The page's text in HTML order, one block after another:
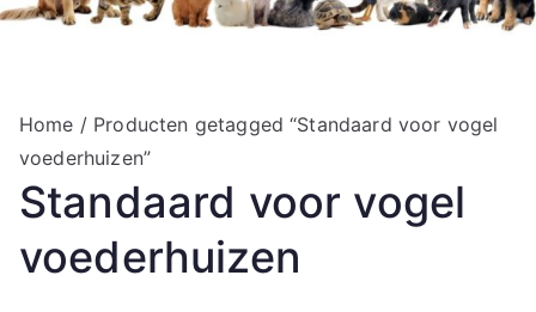
Home / Producten getagged “Standaard voor vogel
voederhuizen”
Standaard voor vogel
voederhuizen